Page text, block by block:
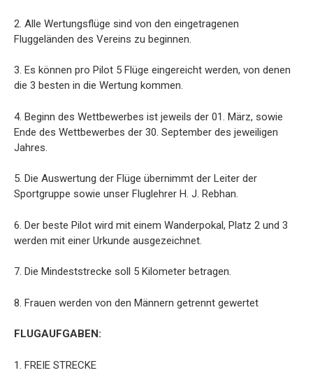
2. Alle Wertungsflüge sind von den eingetragenen
Fluggeländen des Vereins zu beginnen.
3. Es können pro Pilot 5 Flüge eingereicht werden, von denen
die 3 besten in die Wertung kommen.
4. Beginn des Wettbewerbes ist jeweils der 01. März, sowie
Ende des Wettbewerbes der 30. September des jeweiligen
Jahres.
5. Die Auswertung der Flüge übernimmt der Leiter der
Sportgruppe sowie unser Fluglehrer H. J. Rebhan.
6. Der beste Pilot wird mit einem Wanderpokal, Platz 2 und 3
werden mit einer Urkunde ausgezeichnet.
7. Die Mindeststrecke soll 5 Kilometer betragen.
8. Frauen werden von den Männern getrennt gewertet
FLUGAUFGABEN:
1. FREIE STRECKE